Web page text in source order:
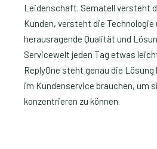
Leidenschaft. Sematell versteht
Kunden, versteht die
herausragende Qualität und
Servicewelt jeden Tag etwas
ReplyOne steht genau die
im Kundenservice brauchen, um
konzentrieren zu können.